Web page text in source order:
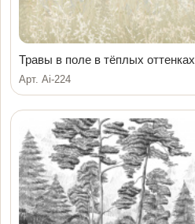
Травы в поле в тёплых оттенках
Арт. Ai-224